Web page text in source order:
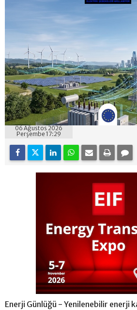
06 Ağustos 2026
Perşembe 17:29
Enerji Günlüğü - Yenilenebilir enerji